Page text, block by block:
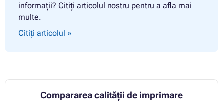
informații? Citiți articolul nostru pentru a afla mai
multe.
Citiți articolul »
Compararea calității de imprimare